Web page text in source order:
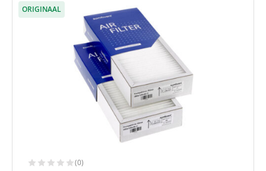
ORIGINAAL
(0)